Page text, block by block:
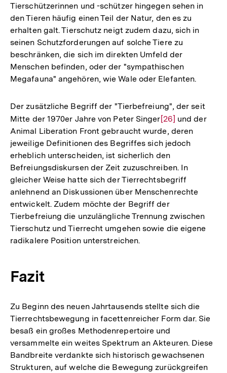
Tierschützerinnen und -schützer hingegen sehen in
den Tieren häufig einen Teil der Natur, den es zu
erhalten galt. Tierschutz neigt zudem dazu, sich in
seinen Schutzforderungen auf solche Tiere zu
beschränken, die sich im direkten Umfeld der
Menschen befinden, oder der "sympathischen
Megafauna" angehören, wie Wale oder Elefanten.
Der zusätzliche Begriff der "Tierbefreiung", der seit
Mitte der 1970er Jahre von Peter SingerZur
Auflösung
der
Fußnote
[26] und der
Animal Liberation Front gebraucht wurde, deren
jeweilige Definitionen des Begriffes sich jedoch
erheblich unterscheiden, ist sicherlich den
Befreiungsdiskursen der Zeit zuzuschreiben. In
gleicher Weise hatte sich der Tierrechtsbegriff
anlehnend an Diskussionen über Menschenrechte
entwickelt. Zudem möchte der Begriff der
Tierbefreiung die unzulängliche Trennung zwischen
Tierschutz und Tierrecht umgehen sowie die eigene
radikalere Position unterstreichen.
Fazit
Zu Beginn des neuen Jahrtausends stellte sich die
Tierrechtsbewegung in facettenreicher Form dar. Sie
besaß ein großes Methodenrepertoire und
versammelte ein weites Spektrum an Akteuren. Diese
Bandbreite verdankte sich historisch gewachsenen
Strukturen, auf welche die Bewegung zurückgreifen